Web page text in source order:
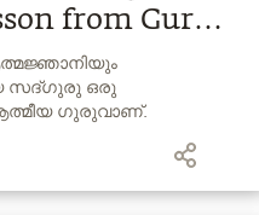
from Guru
സദ്ഗുരു ഒരു
ഗുരുവാണ്.
ജീവിതം യോഗ